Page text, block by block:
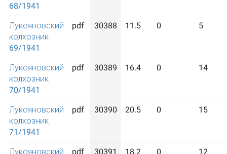
68/1941
Лукояновский
колхозник
69/1941
pdf 30388 11.5 0 5
Лукояновский
колхозник
70/1941
pdf 30389 16.4 0 14
Лукояновский
колхозник
71/1941
pdf 30390 20.5 0 15
Лукояновский pdf 30391 18.2 0 12